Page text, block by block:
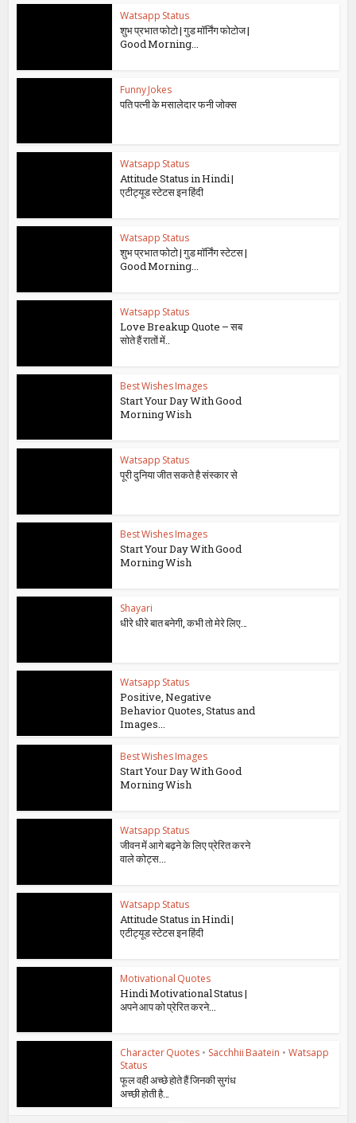
Watsapp Status
शुभ प्रभात फोटो | गुड मॉर्निंग फोटोज |
Good Morning...
Funny Jokes
पति पत्नी के मसालेदार फनी जोक्स
Watsapp Status
Attitude Status in Hindi |
एटीट्यूड स्टेटस इन हिंदी
Watsapp Status
शुभ प्रभात फोटो | गुड मॉर्निंग स्टेटस |
Good Morning...
Watsapp Status
Love Breakup Quote – सब
सोते हैं रातों में..
Best Wishes Images
Start Your Day With Good
Morning Wish
Watsapp Status
पूरी दुनिया जीत सकते है संस्कार से
Best Wishes Images
Start Your Day With Good
Morning Wish
Shayari
धीरे धीरे बात बनेगी, कभी तो मेरे लिए…
Watsapp Status
Positive, Negative
Behavior Quotes, Status and
Images...
Best Wishes Images
Start Your Day With Good
Morning Wish
Watsapp Status
जीवन में आगे बढ़ने के लिए प्रेरित करने
वाले कोट्स...
Watsapp Status
Attitude Status in Hindi |
एटीट्यूड स्टेटस इन हिंदी
Motivational Quotes
Hindi Motivational Status |
अपने आप को प्रेरित करने...
Character Quotes • Sacchhii Baatein • Watsapp
Status
फूल वही अच्छे होते हैं जिनकी सुगंध
अच्छी होती है…